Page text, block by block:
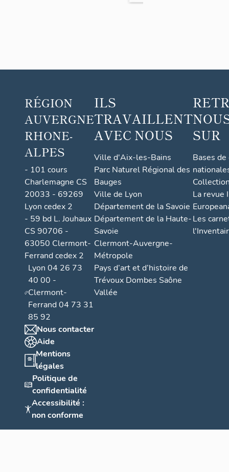
RÉGION
AUVERGNE
RHONE-
ALPES
- 101 cours
Charlemagne CS
20033 - 69269
Lyon cedex 2
- 59 bd L. Jouhaux
CS 90706 -
63050 Clermont-
Ferrand cedex 2
Lyon 04 26 73
40 00 -
Clermont-
Ferrand 04 73 31
85 92
Nous contacter
Aide
Mentions
légales
Politique de
confidentialité
Accessibilité :
non conforme
ILS
TRAVAILLENT
AVEC NOUS
Ville d'Aix-les-Bains
Parc Naturel Régional des
Bauges
Ville de Lyon
Département de la Savoie
Département de la Haute-
Savoie
Clermont-Auvergne-
Métropole
Pays d’art et d’histoire de
Trévoux Dombes Saône
Vallée
SUR
Bases
La revue
Les